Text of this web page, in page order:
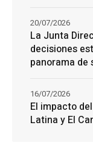
La Junta
decisiones
panorama de
20/07/2026
El impacto
Latina y El
16/07/2026